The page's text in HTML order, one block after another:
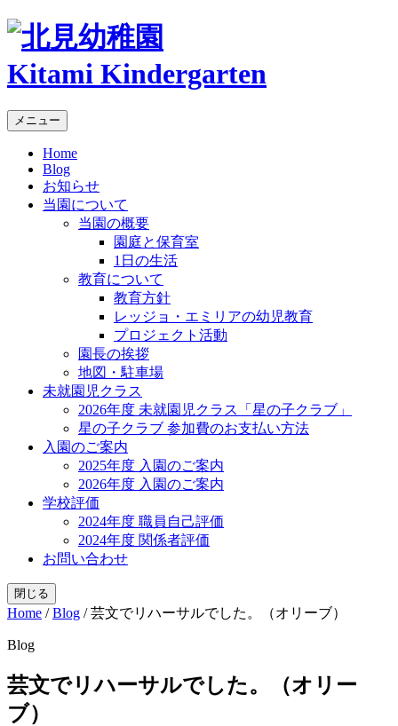
Kitami Kindergarten
メニュー
Home
Blog
お知らせ
当園について
当園の概要
園庭と保育室
1日の生活
教育について
教育方針
レッジョ・エミリアの幼児教育
プロジェクト活動
園長の挨拶
地図・駐車場
未就園児クラス
2026年度 未就園児クラス「星の子クラブ」
星の子クラブ 参加費のお支払い方法
入園のご案内
2025年度 入園のご案内
2026年度 入園のご案内
学校評価
2024年度 職員自己評価
2024年度 関係者評価
お問い合わせ
閉じる
Home /Blog /芸文でリハーサルでした。（オリーブ）
Blog
芸文でリハーサルでした。（オリー
ブ）